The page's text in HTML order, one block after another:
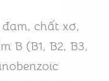
chất xơ,
B (B1, B2, B3,